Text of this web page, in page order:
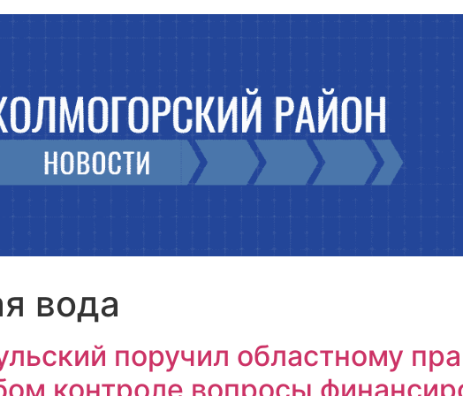
вода
поручил областному